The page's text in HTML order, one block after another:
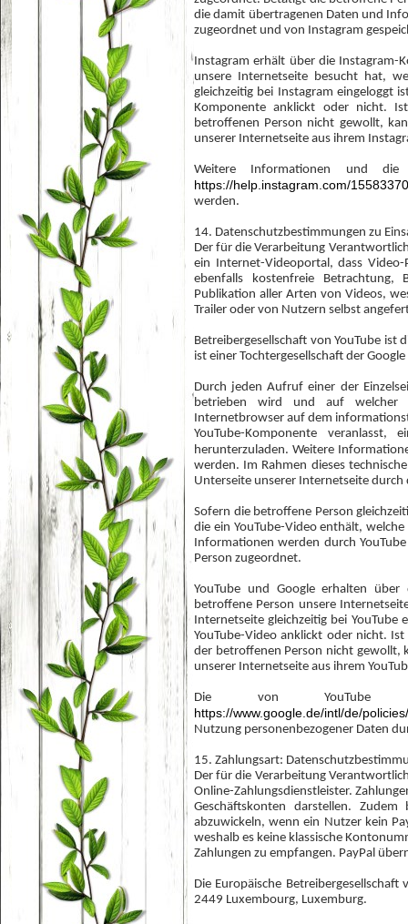
die damit übertragenen Daten und
zugeordnet und von Instagram
Instagram erhält über die Instagram-
unsere Internetseite besucht hat,
gleichzeitig bei Instagram eingeloggt
Komponente anklickt oder nicht.
betroffenen Person nicht gewollt,
unserer Internetseite aus ihrem
Weitere Informationen und die
https://help.instagram.com/
werden.
14. Datenschutzbestimmungen zu
Der für die Verarbeitung
ein Internet-Videoportal, dass
ebenfalls kostenfreie Betrachtung,
Publikation aller Arten von Videos,
Trailer oder von Nutzern selbst
Betreibergesellschaft von YouTube ist
ist einer Tochtergesellschaft der
Durch jeden Aufruf einer der
betrieben wird und auf welcher
Internetbrowser auf dem
YouTube-Komponente veranlasst,
herunterzuladen. Weitere
werden. Im Rahmen dieses
Unterseite unserer Internetseite
Sofern die betroffene Person
die ein YouTube-Video enthält,
Informationen werden durch
Person zugeordnet.
YouTube und Google erhalten
betroffene Person unsere
Internetseite gleichzeitig bei
YouTube-Video anklickt oder nicht.
der betroffenen Person nicht gewollt,
unserer Internetseite aus ihrem
Die von YouTube
https://www.google.de/intl/de/
Nutzung personenbezogener Daten
15. Zahlungsart:
Der für die Verarbeitung
Online-Zahlungsdienstleister.
Geschäftskonten darstellen.
abzuwickeln, wenn ein Nutzer kein
weshalb es keine klassische
Zahlungen zu empfangen. PayPal
Die Europäische
2449 Luxembourg, Luxemburg.